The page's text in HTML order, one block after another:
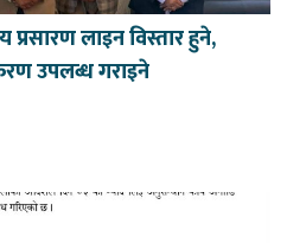
प्रसारण लाइन विस्तार हुने,
उपलब्ध गराइने